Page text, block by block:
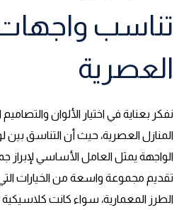
تناسب واجهات
العصرية
نفكر بعناية في اختيار الألوان
المنازل العصرية، حيث أن التناسق
الواجهة يمثل العامل الأساسي لإبراز
تقديم مجموعة واسعة من الخيارات
الطرز المعمارية، سواء كانت